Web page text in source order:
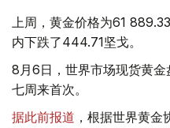
上周，黄金价格为61
内下跌了444.71坚戈。
8月6日，世界市场现货黄
七周来首次。
据此前报道 ，根据世界黄